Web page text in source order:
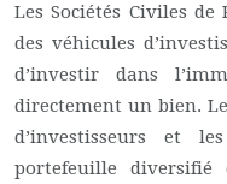
Les Sociétés Civiles
des véhicules
d’investir dans
directement un bien.
d’investisseurs et
portefeuille